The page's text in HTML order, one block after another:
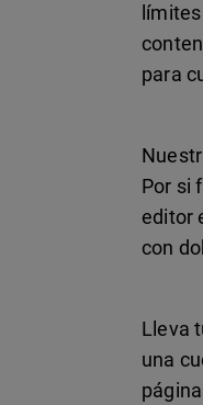
para
Por si
editor
con
Lleva
una